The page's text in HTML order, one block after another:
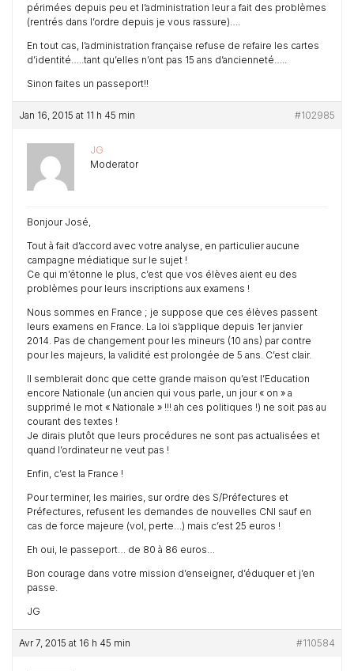
périmées depuis peu et l’administration leur a fait des problèmes
(rentrés dans l’ordre depuis je vous rassure)….
En tout cas, l’administration française refuse de refaire les cartes
d’identité…..tant qu’elles n’ont pas 15 ans d’ancienneté…..
Sinon faites un passeport!!
Jan 16, 2015 at 11 h 45 min #102985
JG
Moderator
Bonjour José,
Tout à fait d’accord avec votre analyse, en particulier aucune
campagne médiatique sur le sujet !
Ce qui m’étonne le plus, c’est que vos élèves aient eu des
problèmes pour leurs inscriptions aux examens !
Nous sommes en France ; je suppose que ces élèves passent
leurs examens en France. La loi s’applique depuis 1er janvier
2014. Pas de changement pour les mineurs (10 ans) par contre
pour les majeurs, la validité est prolongée de 5 ans. C’est clair.
Il semblerait donc que cette grande maison qu’est l’Education
encore Nationale (un ancien qui vous parle, un jour « on » a
supprimé le mot « Nationale » !!! ah ces politiques !) ne soit pas au
courant des textes !
Je dirais plutôt que leurs procédures ne sont pas actualisées et
quand l’ordinateur ne veut pas !
Enfin, c’est la France !
Pour terminer, les mairies, sur ordre des S/Préfectures et
Préfectures, refusent les demandes de nouvelles CNI sauf en
cas de force majeure (vol, perte…) mais c’est 25 euros !
Eh oui, le passeport… de 80 à 86 euros…
Bon courage dans votre mission d’enseigner, d’éduquer et j’en
passe.
JG
Avr 7, 2015 at 16 h 45 min #110584